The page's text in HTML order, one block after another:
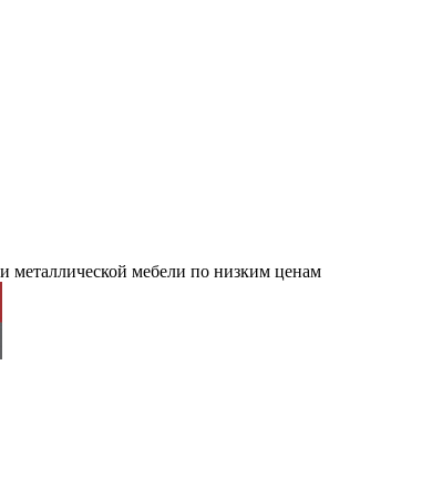
металлической мебели по низким ценам